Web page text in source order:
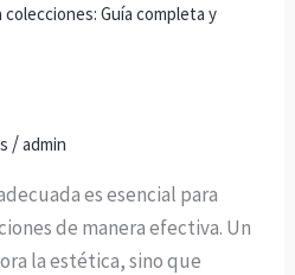
Guía completa y
/admin
es esencial para
de manera efectiva. Un
la estética, sino que